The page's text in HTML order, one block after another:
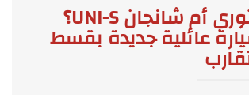
فورد تيريتوري أم شانجان UNI-S؟
عائلية جديدة بقسط